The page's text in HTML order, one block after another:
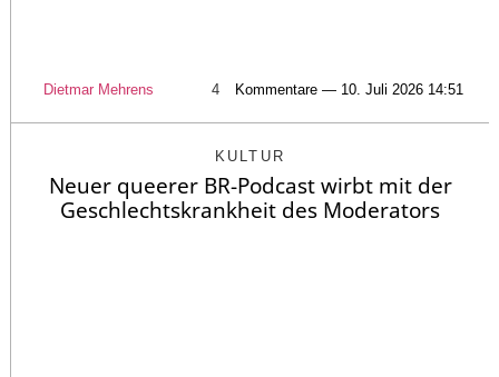
Dietmar Mehrens 4 Kommentare — 10. Juli 2026 14:51
KULTUR
Neuer queerer BR-Podcast wirbt mit der
Geschlechtskrankheit des Moderators